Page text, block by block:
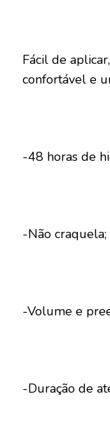
Fácil de
confortável e
-48 horas de
-Não craquela;
-Volume e
-Duração de